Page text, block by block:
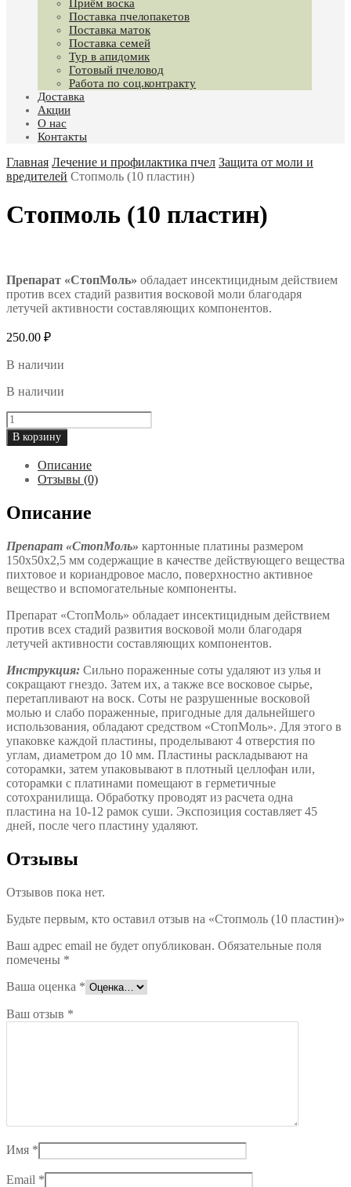
Приём воска
Поставка пчелопакетов
Поставка маток
Поставка семей
Тур в апидомик
Готовый пчеловод
Работа по соц.контракту
Доставка
Акции
О нас
Контакты
Главная Лечение и профилактика пчел Защита от моли и
вредителей Стопмоль (10 пластин)
Стопмоль (10 пластин)
Препарат «СтопМоль» обладает инсектицидным действием
против всех стадий развития восковой моли благодаря
летучей активности составляющих компонентов.
250.00 ₽
В наличии
В наличии
Количество
товара
Стопмоль
пластин)
В корзину
Описание
Отзывы (0)
Описание
Препарат «СтопМоль» картонные платины размером
150х50х2,5 мм содержащие в качестве действующего вещества
пихтовое и кориандровое масло, поверхностно активное
вещество и вспомогательные компоненты.
Препарат «СтопМоль» обладает инсектицидным действием
против всех стадий развития восковой моли благодаря
летучей активности составляющих компонентов.
Инструкция: Сильно пораженные соты удаляют из улья и
сокращают гнездо. Затем их, а также все восковое сырье,
перетапливают на воск. Соты не разрушенные восковой
молью и слабо пораженные, пригодные для дальнейшего
использования, обладают средством «СтопМоль». Для этого в
упаковке каждой пластины, проделывают 4 отверстия по
углам, диаметром до 10 мм. Пластины раскладывают на
соторамки, затем упаковывают в плотный целлофан или,
соторамки с платинами помещают в герметичные
сотохранилища. Обработку проводят из расчета одна
пластина на 10-12 рамок суши. Экспозиция составляет 45
дней, после чего пластину удаляют.
Отзывы
Отзывов пока нет.
Будьте первым, кто оставил отзыв на «Стопмоль (10 пластин)»
Ваш адрес email не будет опубликован. Обязательные поля
помечены *
Ваша оценка *
Ваш отзыв *
Имя *
Email *